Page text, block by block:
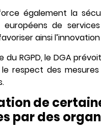
également la
européens de
ainsi
du RGPD, le DGA
respect des
de
par des